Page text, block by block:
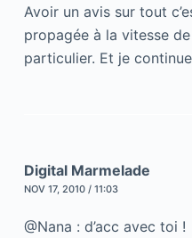
Avoir un avis sur tout
propagée à la vitesse
particulier. Et je
Digital Marmelade
NOV 17, 2010 / 11:03
@Nana : d’acc avec toi !